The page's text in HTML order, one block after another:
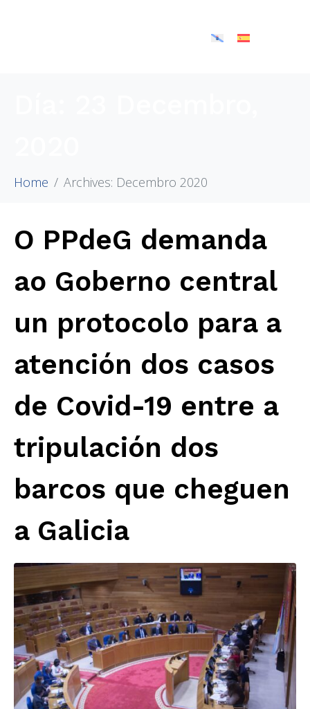
Home Archives: Decembro 2020
O PPdeG demanda
ao Goberno central
un protocolo para a
atención dos casos
de Covid-19 entre a
tripulación dos
barcos que cheguen
a Galicia